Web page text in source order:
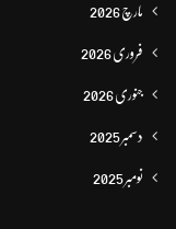
مارچ 2026
فروری 2026
جنوری 2026
دسمبر 2025
نومبر 2025